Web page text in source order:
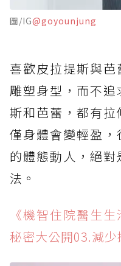
圖/IG@goyounjung
喜歡皮拉提斯與
雕塑身型，而不
斯和芭蕾，都有
僅身體會變輕盈
的體態動人，絕
法。
《機智住院醫生
秘密大公開03.減